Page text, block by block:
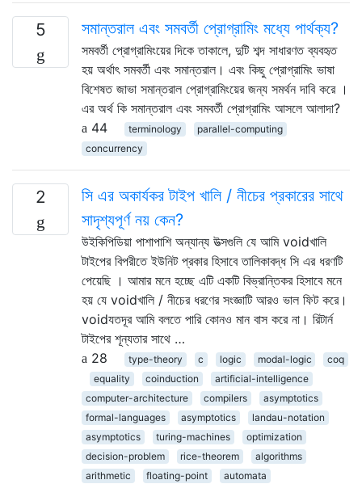
5 সমান্তরাল এবং সমবর্তী প্রোগ্রামিং মধ্যে পার্থক্য?
সমবর্তী প্রোগ্রামিংয়ের দিকে তাকালে, দুটি শব্দ সাধারণত ব্যবহৃত
হয় অর্থাৎ সমবর্তী এবং সমান্তরাল। এবং কিছু প্রোগ্রামিং ভাষা
বিশেষত জাভা সমান্তরাল প্রোগ্রামিংয়ের জন্য সমর্থন দাবি করে ।
এর অর্থ কি সমান্তরাল এবং সমবর্তী প্রোগ্রামিং আসলে আলাদা?
44
terminology
parallel-computing
concurrency
2
সি এর অকার্যকর টাইপ খালি / নীচের প্রকারের সাথে
সাদৃশ্যপূর্ণ নয় কেন?
উইকিপিডিয়া পাশাপাশি অন্যান্য উত্সগুলি যে আমি voidখালি
টাইপের বিপরীতে ইউনিট প্রকার হিসাবে তালিকাবদ্ধ সি এর ধরণটি
পেয়েছি । আমার মনে হচ্ছে এটি একটি বিভ্রান্তিকর হিসাবে মনে
হয় যে voidখালি / নীচের ধরণের সংজ্ঞাটি আরও ভাল ফিট করে।
voidযতদূর আমি বলতে পারি কোনও মান বাস করে না। রিটার্ন
টাইপের শূন্যতার সাথে …
28
type-theory c logic modal-logic
coq
equality
coinduction
artificial-intelligence
computer-architecture
compilers
asymptotics
formal-languages
asymptotics
landau-notation
asymptotics
turing-machines
optimization
decision-problem
rice-theorem
algorithms
arithmetic
floating-point
automata